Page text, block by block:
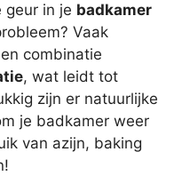
geur in je badkamer
Vaak
combinatie
, wat leidt tot
zijn er natuurlijke
je badkamer weer
van azijn, baking